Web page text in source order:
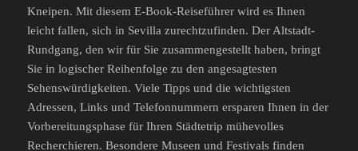
Kneipen. Mit diesem E-Book-Reiseführer wird es Ihnen
leicht fallen, sich in Sevilla zurechtzufinden. Der Altstadt-
Rundgang, den wir für Sie zusammengestellt haben, bringt
Sie in logischer Reihenfolge zu den angesagtesten
Sehenswürdigkeiten. Viele Tipps und die wichtigsten
Adressen, Links und Telefonnummern ersparen Ihnen in der
Vorbereitungsphase für Ihren Städtetrip mühevolles
Recherchieren. Besondere Museen und Festivals finden